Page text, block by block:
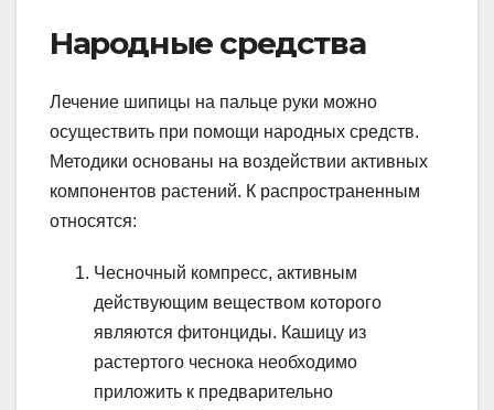
Народные средства
Лечение шипицы на пальце руки можно
осуществить при помощи народных средств.
Методики основаны на воздействии активных
компонентов растений. К распространенным
относятся:
Чесночный компресс, активным
действующим веществом которого
являются фитонциды. Кашицу из
растертого чеснока необходимо
приложить к предварительно